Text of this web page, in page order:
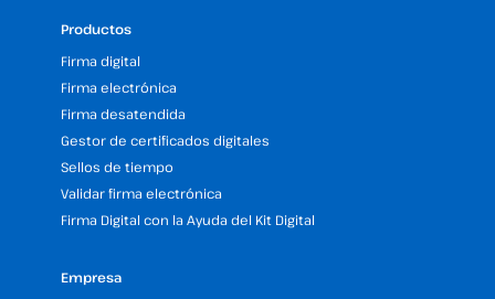
Productos
Firma digital
Firma electrónica
Firma desatendida
Gestor de certificados digitales
Sellos de tiempo
Validar firma electrónica
Firma Digital con la Ayuda del Kit Digital
Empresa